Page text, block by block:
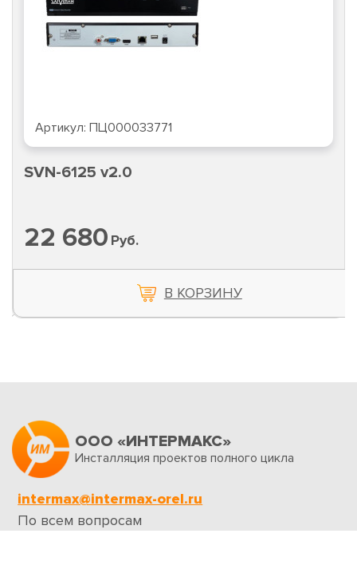
Артикул: ПЦ000033771
SVN-6125 v2.0
22 680 Руб.
В КОРЗИНУ
ООО «ИНТЕРМАКС»
Инсталляция проектов полного цикла
intermax@intermax-orel.ru
По всем вопросам